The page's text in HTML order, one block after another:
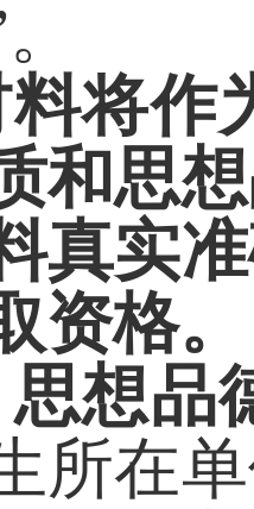
。
将作
和思
真实
资格。
想品